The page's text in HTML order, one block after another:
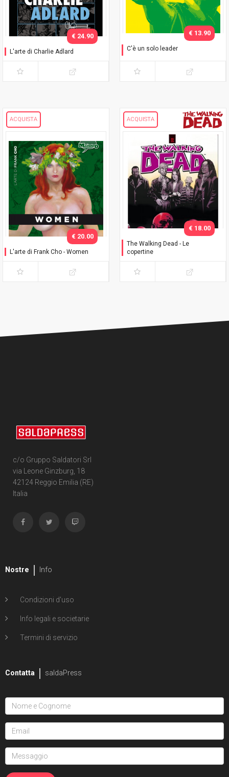
L'arte di Charlie Adlard
€ 24.90
C'è un solo leader
The Walking Dead
€ 13.90
ACQUISTA
L'arte di Frank Cho - Women
€ 20.00
ACQUISTA
The Walking Dead - Le
copertine
€ 18.00
c/o Gruppo Saldatori Srl
via Leone Ginzburg, 18
42124 Reggio Emilia (RE)
Italia
Nostre Info
Condizioni d'uso
Info legali e societarie
Termini di servizio
Contatta saldaPress